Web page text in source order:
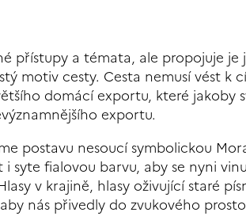
přístupy a témata, ale propojuje
motiv cesty. Cesta nemusí vést k
domácí exportu, které
exportu.
postavu nesoucí symbolickou
syte fialovou barvu, aby se nyni
v krajině, hlasy oživující staré
nás přivedly do zvukového